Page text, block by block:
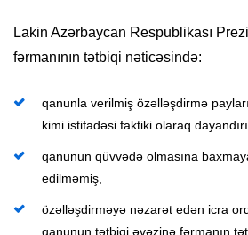
Lakin Azərbaycan Respublikası
fərmanının tətbiqi nəticəsində:
qanunla verilmiş özəlləşdirmə
kimi istifadəsi faktiki olaraq
qanunun qüvvədə olmasına
edilməmiş,
özəlləşdirməyə nəzarət edən icra
qanunun tətbiqi əvəzinə fərmanın